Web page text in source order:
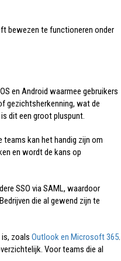
bewezen te functioneren onder
en Android waarmee gebruikers
gezichtsherkenning, wat de
dit een groot pluspunt.
teams kan het handig zijn om
en wordt de kans op
SSO via SAML, waardoor
die al gewend zijn te
zoals Outlook en Microsoft 365.
Voor teams die al